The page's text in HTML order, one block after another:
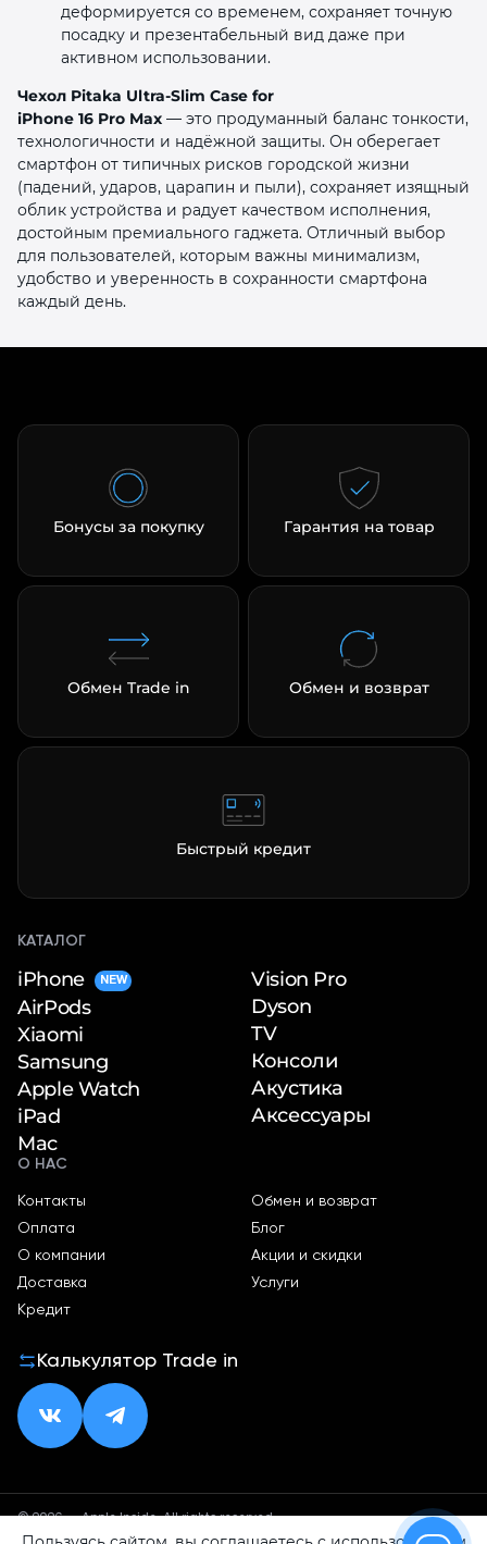
деформируется со временем, сохраняет точную
посадку и презентабельный вид даже при
активном использовании.
Чехол Pitaka Ultra‑Slim Case for
iPhone 16 Pro Max — это продуманный баланс тонкости,
технологичности и надёжной защиты. Он оберегает
смартфон от типичных рисков городской жизни
(падений, ударов, царапин и пыли), сохраняет изящный
облик устройства и радует качеством исполнения,
достойным премиального гаджета. Отличный выбор
для пользователей, которым важны минимализм,
удобство и уверенность в сохранности смартфона
каждый день.
Бонусы за покупку Гарантия на товар
Обмен Trade in Обмен и возврат
Быстрый кредит
КАТАЛОГ
iPhone NEW
AirPods
Xiaomi
Samsung
Apple Watch
iPad
Mac
Vision Pro
Dyson
TV
Консоли
Акустика
Аксессуары
О НАС
Контакты
Оплата
О компании
Доставка
Кредит
Обмен и возврат
Блог
Акции и скидки
Услуги
Калькулятор Trade in
© 2026 — Apple Inside. All rights reserved.